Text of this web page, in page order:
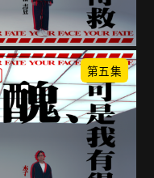
第五集